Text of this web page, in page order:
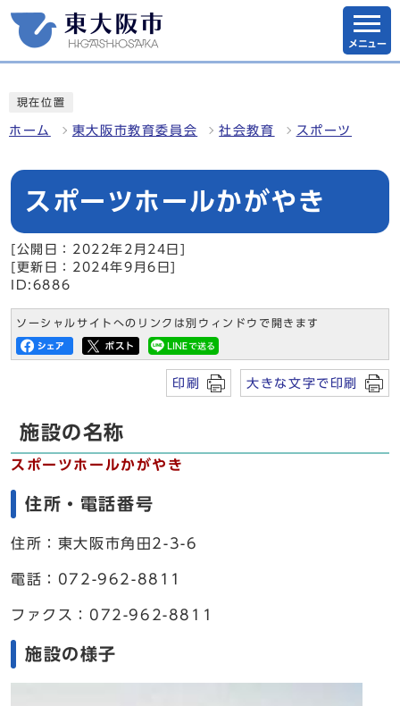
メニュー
現在位置
ホーム 東大阪市教育委員会 社会教育 スポーツ
スポーツホールかがやき
[公開日：2022年2月24日]
[更新日：2024年9月6日]
ID:6886
ソーシャルサイトへのリンクは別ウィンドウで開きます
印刷 大きな文字で印刷
施設の名称
スポーツホールかがやき
住所・電話番号
住所：東大阪市角田2-3-6
電話：072-962-8811
ファクス：072-962-8811
施設の様子